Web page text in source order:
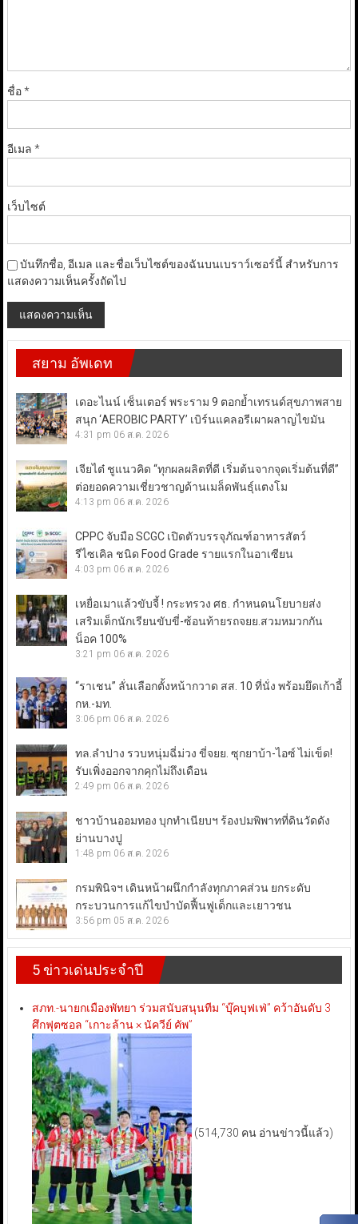
ชื่อ*
อีเมล *
เว็บไซต์
บันทึกชื่อ, อีเมล และชื่อเว็บไซต์ของฉันบนเบราว์เซอร์นี้ สำหรับการ
แสดงความเห็นครั้งถัดไป
สยาม อัพเดท
เดอะไนน์ เซ็นเตอร์ พระราม 9 ตอกย้ำเทรนด์สุขภาพสาย
สนุก ‘AEROBIC PARTY’ เบิร์นแคลอรีเผาผลาญไขมัน
4:31 pm 06 ส.ค. 2026
เจียไต๋ ชูแนวคิด “ทุกผลผลิตที่ดี เริ่มต้นจากจุดเริ่มต้นที่ดี”
ต่อยอดความเชี่ยวชาญด้านเมล็ดพันธุ์แตงโม
4:13 pm 06 ส.ค. 2026
CPPC จับมือ SCGC เปิดตัวบรรจุภัณฑ์อาหารสัตว์
รีไซเคิล ชนิด Food Grade รายแรกในอาเซียน
4:03 pm 06 ส.ค. 2026
เหยื่อเมาแล้วขับจี้ ! กระทรวง ศธ. กำหนดนโยบายส่ง
เสริมเด็กนักเรียนขับขี่-ซ้อนท้ายรถจยย.สวมหมวกกัน
น็อค 100%
3:21 pm 06 ส.ค. 2026
“ราเชน” ลั่นเลือกตั้งหน้ากวาด สส. 10 ที่นั่ง พร้อมยึดเก้าอี้
กห.-มท.
3:06 pm 06 ส.ค. 2026
ทล.ลำปาง รวบหนุ่มฉี่ม่วง ขี่จยย. ซุกยาบ้า-ไอซ์ ไม่เข็ด!
รับเพิ่งออกจากคุกไม่ถึงเดือน
2:49 pm 06 ส.ค. 2026
ชาวบ้านออมทอง บุกทำเนียบฯ ร้องปมพิพาทที่ดินวัดดัง
ย่านบางปู
1:48 pm 06 ส.ค. 2026
กรมพินิจฯ เดินหน้าผนึกกำลังทุกภาคส่วน ยกระดับ
กระบวนการแก้ไขบำบัดฟื้นฟูเด็กและเยาวชน
3:56 pm 05 ส.ค. 2026
5 ข่าวเด่นประจำปี
สภท.-นายกเมืองพัทยา ร่วมสนับสนุนทีม “บุ๊คบุฟเฟ่” คว้าอันดับ 3
ศึกฟุตซอล “เกาะล้าน × นัควีย์ คัพ”
(514,730 คน อ่านข่าวนี้แล้ว)